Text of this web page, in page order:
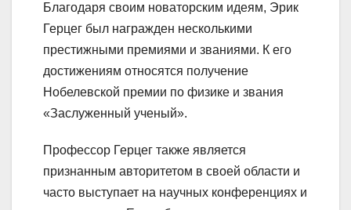
Благодаря своим новаторским идеям, Эрик
Герцег был награжден несколькими
престижными премиями и званиями. К его
достижениям относятся получение
Нобелевской премии по физике и звания
«Заслуженный ученый».
Профессор Герцег также является
признанным авторитетом в своей области и
часто выступает на научных конференциях и